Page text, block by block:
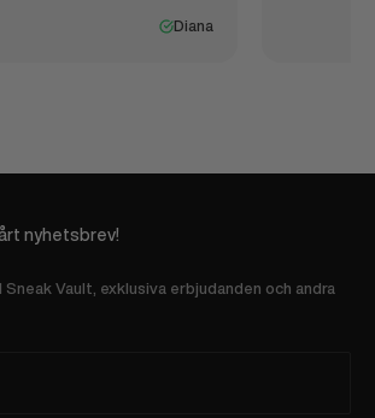
Diana
nyhetsbrev!
Vault, exklusiva erbjudanden och andra